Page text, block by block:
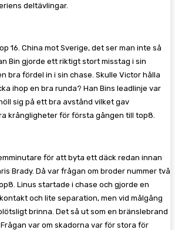
deltävlingar.
16. China mot Sverige, det ser man inte så
Bin gjorde ett riktigt stort misstag i sin
bra fördel in i sin chase. Skulle Victor hålla
ihop en bra runda? Han Bins leadlinje var
sig på ett bra avstånd vilket gav
krångligheter för första gången till top8.
för att byta ett däck redan innan
Brady. Då var frågan om broder nummer två
Linus startade i chase och gjorde en
och lite separation, men vid målgång
brinna. Det så ut som en bränslebrand
var om skadorna var för stora för